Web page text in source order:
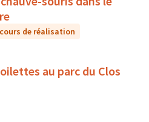
de réalisation
au parc du Clos